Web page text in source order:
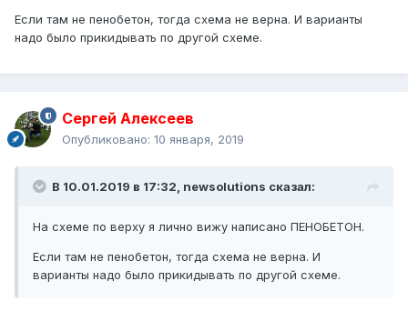
Если там не пенобетон, тогда схема не верна. И варианты
надо было прикидывать по другой схеме.
Сергей Алексеев
Опубликовано: 10 января, 2019
В 10.01.2019 в 17:32, newsolutions сказал:
На схеме по верху я лично вижу написано ПЕНОБЕТОН.
Если там не пенобетон, тогда схема не верна. И
варианты надо было прикидывать по другой схеме.